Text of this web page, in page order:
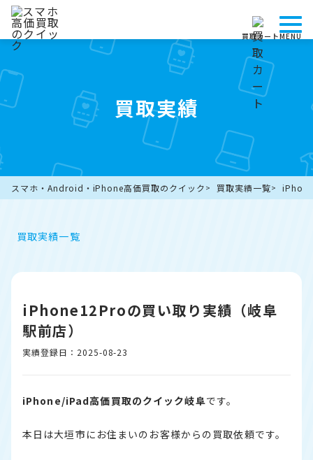
買取カートMENU
買取実績
スマホ・Android・iPhone高価買取のクイック 買取実績一覧
買取実績一覧
iPhone12Proの買い取り実績（岐阜
駅前店）
実績登録日：2025-08-23
iPhone/iPad高価買取のクイック岐阜です。
本日は大垣市にお住まいのお客様からの買取依頼です。